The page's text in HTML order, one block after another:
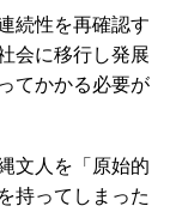
続性を再確認す
会に移行し発展
てかかる必要が
文人を「原始的
持ってしまった